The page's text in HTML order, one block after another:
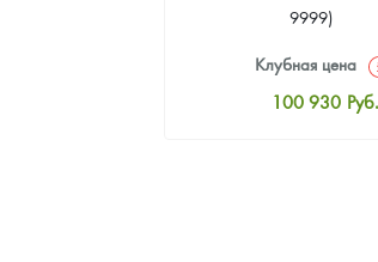
9999)
Клубная цена
100 930 Руб.